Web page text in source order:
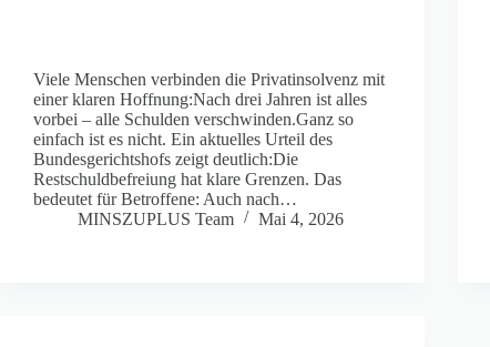
Viele Menschen verbinden die Privatinsolvenz mit
einer klaren Hoffnung:Nach drei Jahren ist alles
vorbei – alle Schulden verschwinden.Ganz so
einfach ist es nicht. Ein aktuelles Urteil des
Bundesgerichtshofs zeigt deutlich:Die
Restschuldbefreiung hat klare Grenzen. Das
bedeutet für Betroffene: Auch nach…
MINSZUPLUS Team
Mai 4, 2026